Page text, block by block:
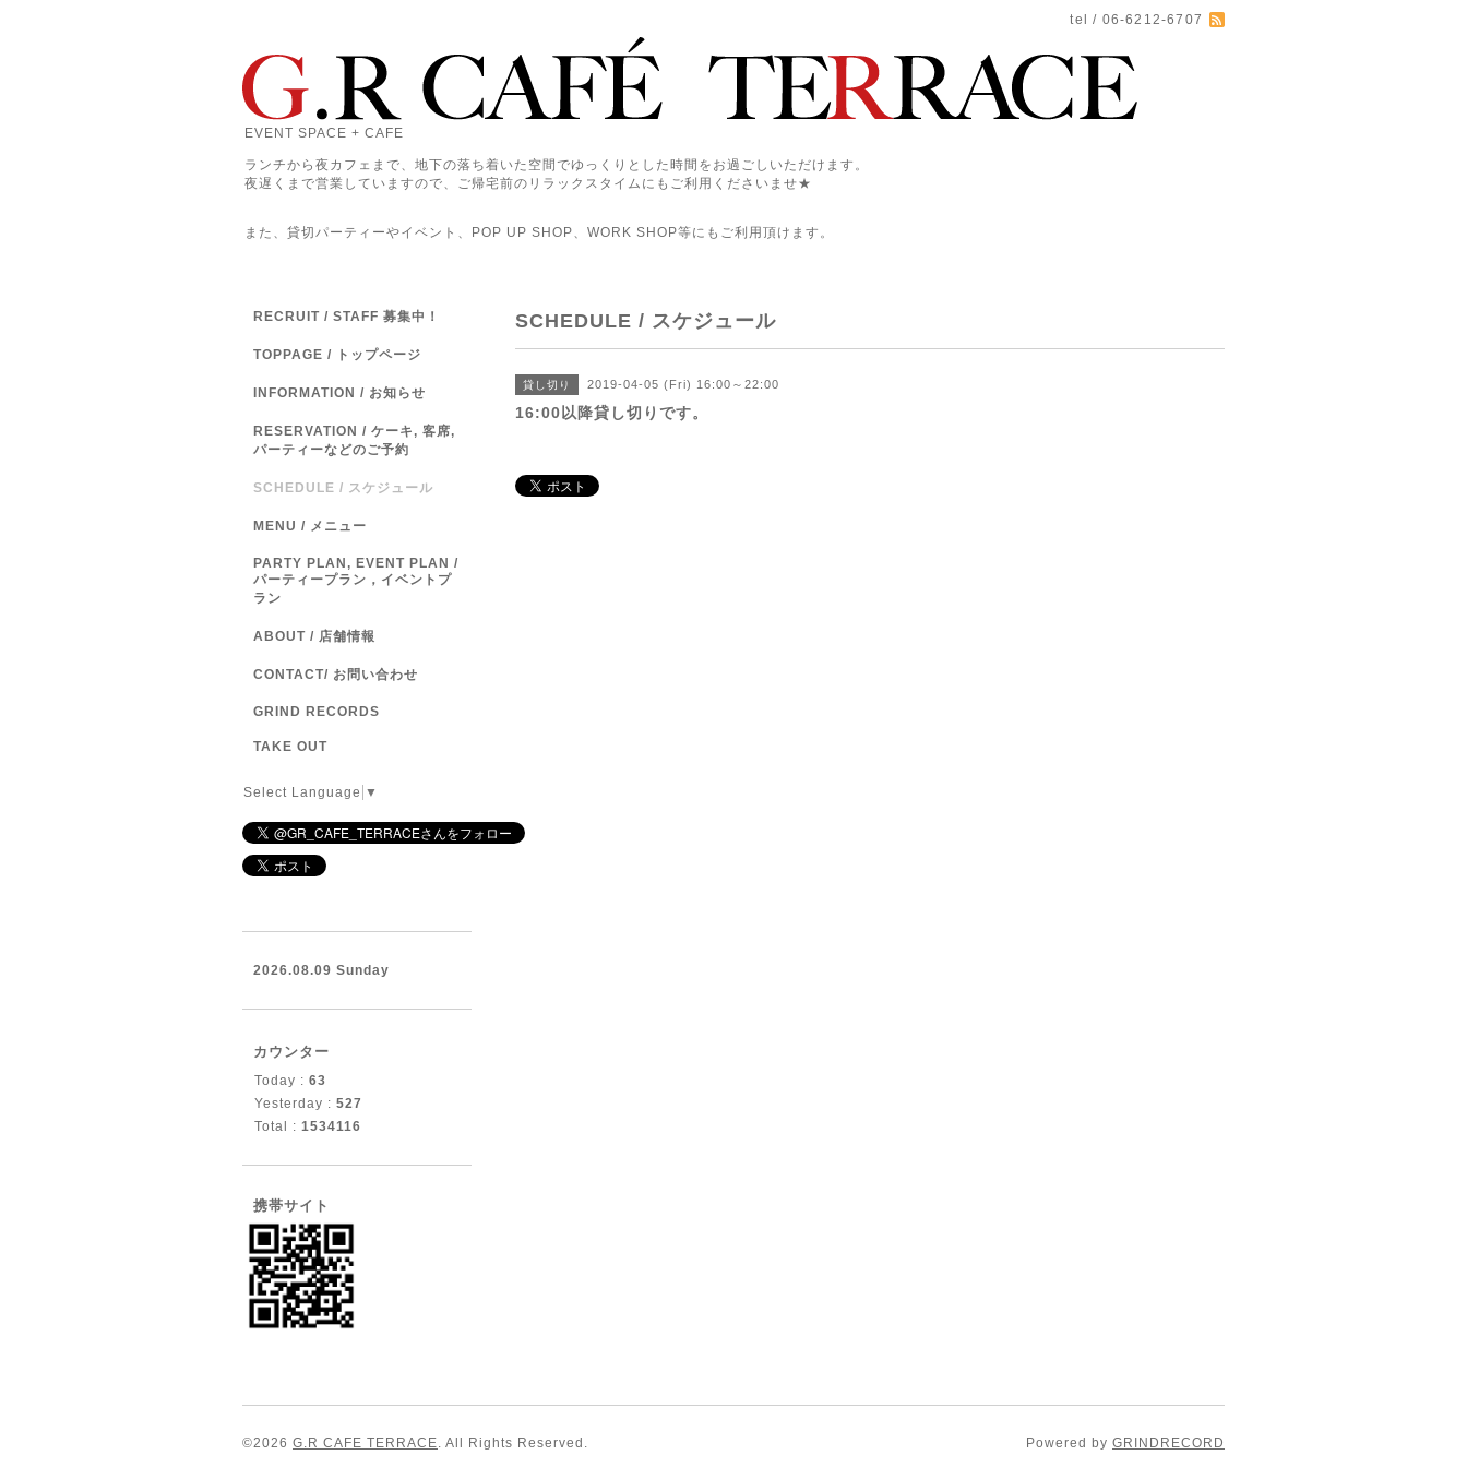
tel / 06-6212-6707
EVENT SPACE + CAFE
ランチから夜カフェまで、地下の落ち着いた空間でゆっくりとした時間をお過ごしいただけます。
夜遅くまで営業していますので、ご帰宅前のリラックスタイムにもご利用くださいませ★
また、貸切パーティーやイベント、POP UP SHOP、WORK SHOP等にもご利用頂けます。
SCHEDULE / スケジュール
貸し切り 2019-04-05 (Fri) 16:00～22:00
16:00以降貸し切りです。
RECRUIT / STAFF 募集中！
TOPPAGE / トップページ
INFORMATION / お知らせ
RESERVATION / ケーキ, 客席,
パーティーなどのご予約
SCHEDULE / スケジュール
MENU / メニュー
PARTY PLAN, EVENT PLAN /
パーティープラン，イベントプ
ラン
ABOUT / 店舗情報
CONTACT/ お問い合わせ
GRIND RECORDS
TAKE OUT
Select Language ▼
2026.08.09 Sunday
カウンター
Today : 63
Yesterday : 527
Total : 1534116
携帯サイト
©2026 G.R CAFE TERRACE. All Rights Reserved. Powered by GRINDRECORD